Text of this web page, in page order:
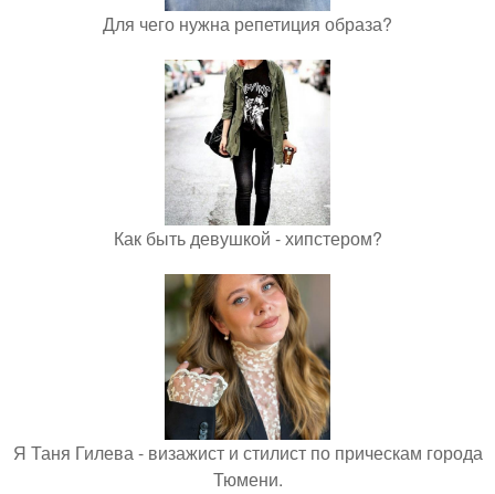
Для чего нужна репетиция образа?
Как быть девушкой - хипстером?
Я Таня Гилева - визажист и стилист по прическам города
Тюмени.